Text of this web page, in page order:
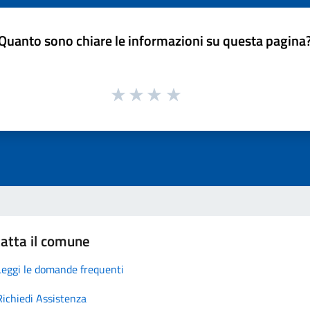
sono chiare le informazioni su questa
il comune
le domande frequenti
Assistenza